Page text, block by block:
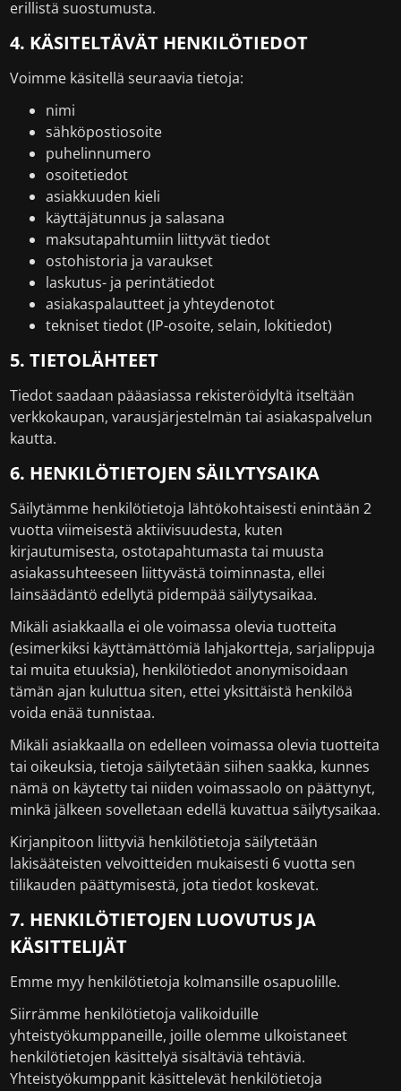
erillistä suostumusta.
4. KÄSITELTÄVÄT HENKILÖTIEDOT
Voimme käsitellä seuraavia tietoja:
nimi
sähköpostiosoite
puhelinnumero
osoitetiedot
asiakkuuden kieli
käyttäjätunnus ja salasana
maksutapahtumiin liittyvät tiedot
ostohistoria ja varaukset
laskutus- ja perintätiedot
asiakaspalautteet ja yhteydenotot
tekniset tiedot (IP-osoite, selain, lokitiedot)
5. TIETOLÄHTEET
Tiedot saadaan pääasiassa rekisteröidyltä itseltään
verkkokaupan, varausjärjestelmän tai asiakaspalvelun
kautta.
6. HENKILÖTIETOJEN SÄILYTYSAIKA
Säilytämme henkilötietoja lähtökohtaisesti enintään 2
vuotta viimeisestä aktiivisuudesta, kuten
kirjautumisesta, ostotapahtumasta tai muusta
asiakassuhteeseen liittyvästä toiminnasta, ellei
lainsäädäntö edellytä pidempää säilytysaikaa.
Mikäli asiakkaalla ei ole voimassa olevia tuotteita
(esimerkiksi käyttämättömiä lahjakortteja, sarjalippuja
tai muita etuuksia), henkilötiedot anonymisoidaan
tämän ajan kuluttua siten, ettei yksittäistä henkilöä
voida enää tunnistaa.
Mikäli asiakkaalla on edelleen voimassa olevia tuotteita
tai oikeuksia, tietoja säilytetään siihen saakka, kunnes
nämä on käytetty tai niiden voimassaolo on päättynyt,
minkä jälkeen sovelletaan edellä kuvattua säilytysaikaa.
Kirjanpitoon liittyviä henkilötietoja säilytetään
lakisääteisten velvoitteiden mukaisesti 6 vuotta sen
tilikauden päättymisestä, jota tiedot koskevat.
7. HENKILÖTIETOJEN LUOVUTUS JA
KÄSITTELIJÄT
Emme myy henkilötietoja kolmansille osapuolille.
Siirrämme henkilötietoja valikoiduille
yhteistyökumppaneille, joille olemme ulkoistaneet
henkilötietojen käsittelyä sisältäviä tehtäviä.
Yhteistyökumppanit käsittelevät henkilötietoja